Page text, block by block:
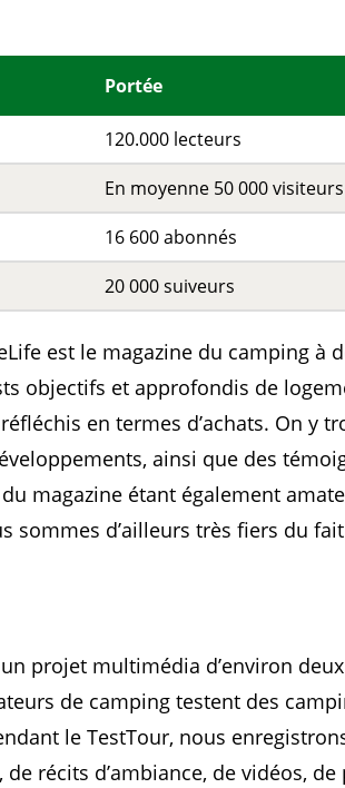
Portée
120.000 lecteurs
En moyenne 50 000
16 600 abonnés
20 000 suiveurs
est le magazine du camping
objectifs et approfondis de
en termes d’achats. On y
ainsi que des
magazine étant également
sommes d’ailleurs très fiers du
un projet multimédia d’environ
de camping testent des
le TestTour, nous
récits d’ambiance, de vidéos,